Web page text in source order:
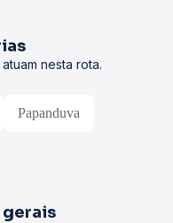
nesta rota.
Papanduva